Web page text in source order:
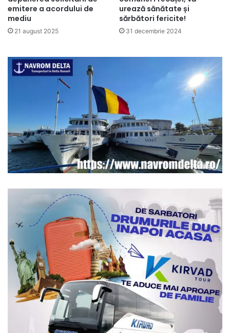
emitere a acordului de
mediu
21 august 2025
urează sănătate și
sărbători fericite!
31 decembrie 2024